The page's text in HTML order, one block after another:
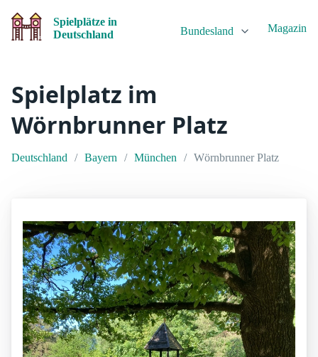
Spielplätze in
Deutschland
Bundesland Magazin
Spielplatz im
Wörnbrunner Platz
Deutschland Bayern München Wörnbrunner Platz